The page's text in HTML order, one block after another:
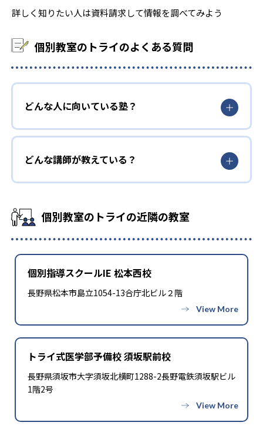
詳しく知りたい人は資料請求して情報を調べてみよう
個別教室のトライのよくある質問
どんな人に向いている塾？
どんな講師が教えている？
個別教室のトライの近隣の教室
個別指導スクールIE 松本西校
長野県松本市島立1054-13合庁北ビル２階
トライ式医学部予備校 須坂駅前校
長野県須坂市大字須坂北横町1288-2長野電鉄須坂駅ビル
1階2号